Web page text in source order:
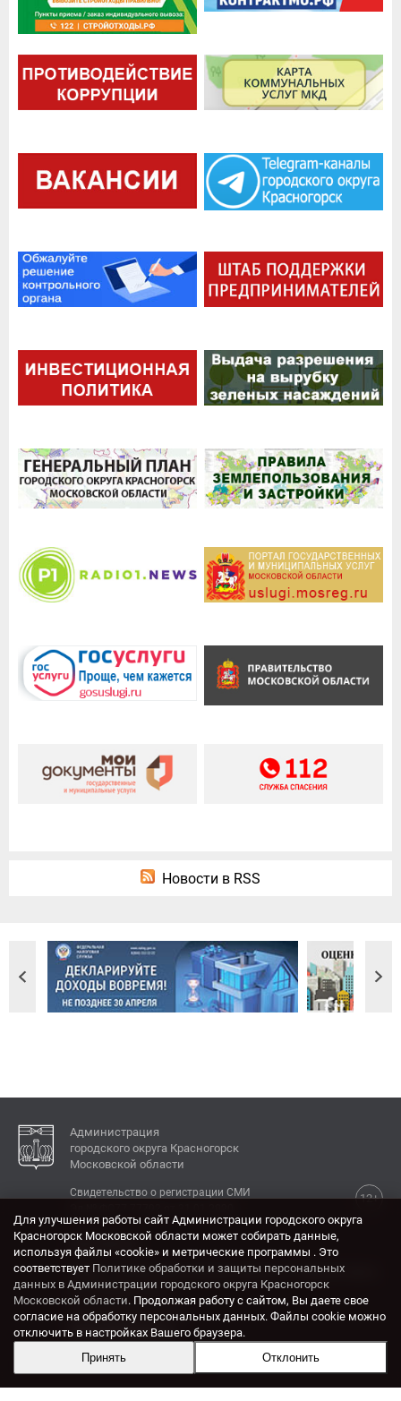
Новости в RSS
Администрация
городского округа Красногорск
Московской области
12+
Свидетельство о регистрации СМИ
КОНТАКТЫ
Адрес: 143404, Московская область, г. Красногорск,
ул. Ленина, дом 4.
Электронная почта:
krasrn@mosreg.ru
Разработка и поддержка сайта ADN
Для улучшения работы сайт Администрации городского округа
Красногорск Московской области может собирать данные,
используя файлы «cookie» и метрические программы . Это
соответствует Политике обработки и защиты персональных
данных в Администрации городского округа Красногорск
Московской области. Продолжая работу с сайтом, Вы даете свое
согласие на обработку персональных данных. Файлы cookie можно
отключить в настройках Вашего браузера.
Принять
Отклонить